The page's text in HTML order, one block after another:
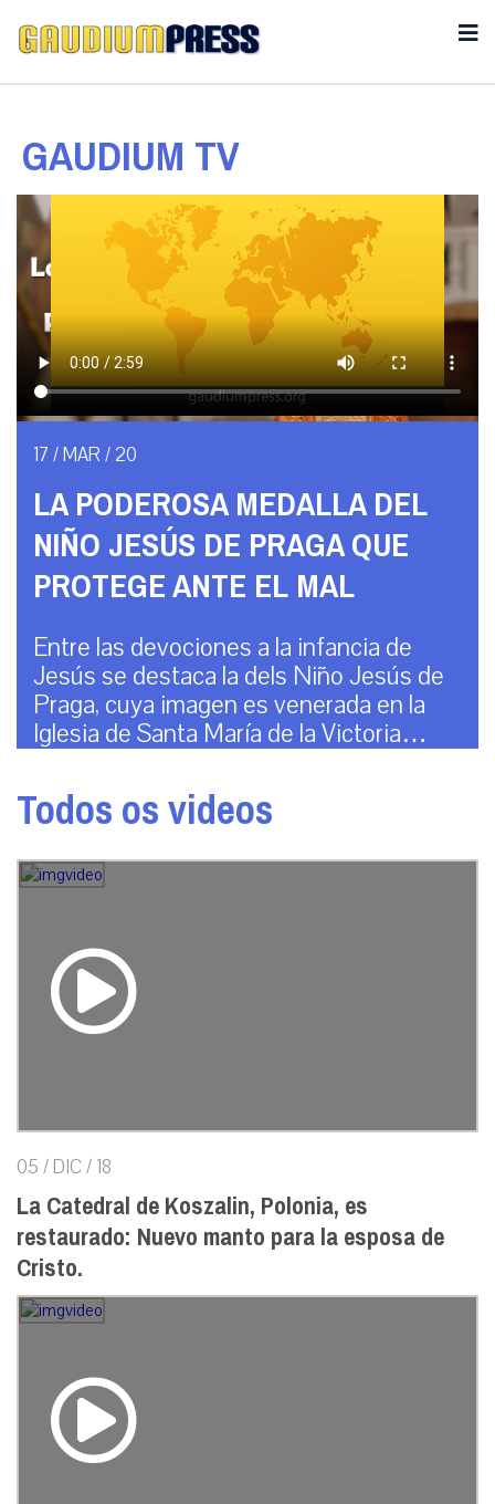
GAUDIUM TV
17 / MAR / 20
LA PODEROSA MEDALLA DEL
NIÑO JESÚS DE PRAGA QUE
PROTEGE ANTE EL MAL
Entre las devociones a la infancia de
Jesús se destaca la dels Niño Jesús de
Praga, cuya imagen es venerada en la
Iglesia de Santa María de la Victoria…
Todos os videos
05 / DIC / 18
La Catedral de Koszalin, Polonia, es
restaurado: Nuevo manto para la esposa de
Cristo.